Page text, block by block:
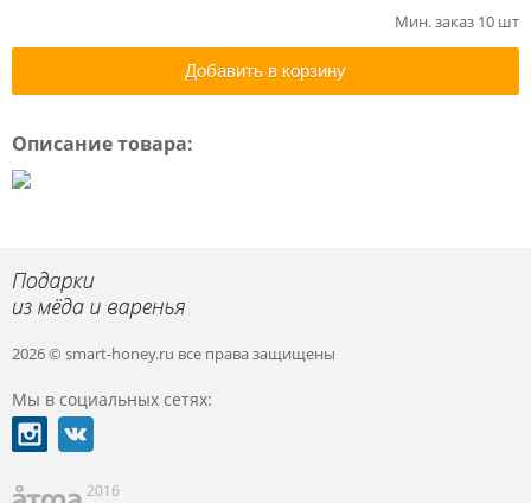
Мин. заказ 10 шт
Добавить в корзину
Описание товара:
2026 © smart-honey.ru все права защищены
Мы в социальных сетях:
2016